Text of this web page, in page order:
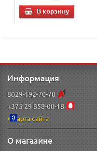
В корзину
Информация
8029-192-70-70
+375 29 858-00-18
Карта сайта
О магазине